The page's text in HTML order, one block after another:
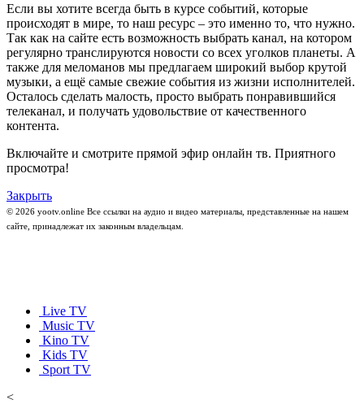
Если вы хотите всегда быть в курсе событий, которые
происходят в мире, то наш ресурс – это именно то, что нужно.
Так как на сайте есть возможность выбрать канал, на котором
регулярно транслируются новости со всех уголков планеты. А
также для меломанов мы предлагаем широкий выбор крутой
музыки, а ещё самые свежие события из жизни исполнителей.
Осталось сделать малость, просто выбрать понравившийся
телеканал, и получать удовольствие от качественного
контента.
Включайте и смотрите прямой эфир онлайн тв. Приятного
просмотра!
Закрыть
© 2026 yootv.online Все ссылки на аудио и видео материалы, представленные на нашем
сайте, принадлежат их законным владельцам.
Live TV
Music TV
Kino TV
Kids TV
Sport TV
<